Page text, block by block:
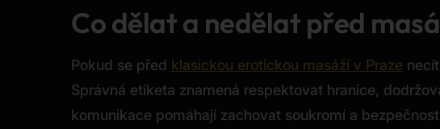
Co dělat a nedělat před
Pokud se před klasickou erotickou masáží v Praze
Správná etiketa znamená respektovat hranice,
komunikace pomáhají zachovat soukromí a